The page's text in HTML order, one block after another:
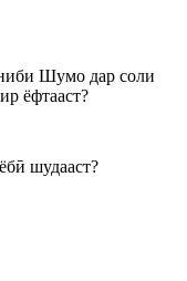
Шумо дар соли
ёфтааст?
шудааст?